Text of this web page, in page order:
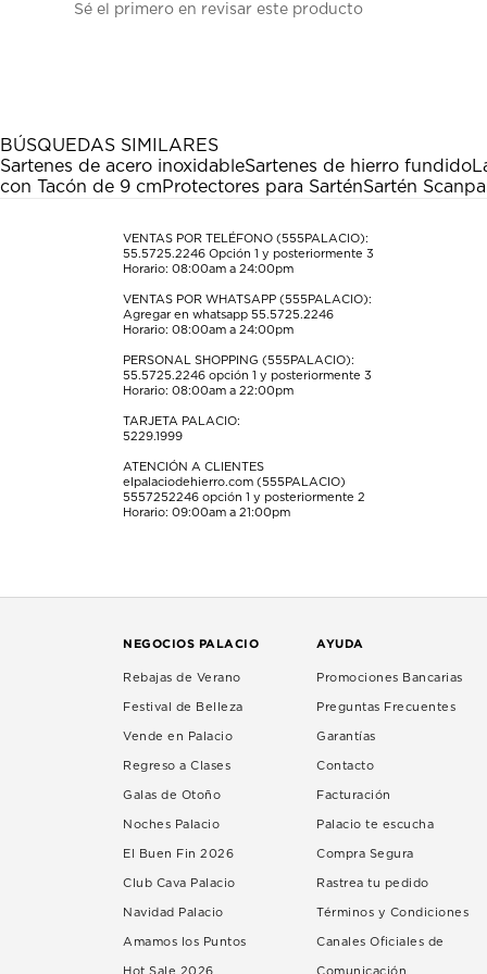
para
estrella
Esta
acción
abrirá
formulario
para
estrellas.
Esta
acción
abrirá
formulario
de
para
estrellas.
Esta
acción
abrirá
formulario
de
para
estrellas.
Esta
acción
abrirá
formulario
de
para
Esta
acción
abrirá
formulario
de
envío.
Sé el primero en revisar este producto
BÚSQUEDAS SIMILARES
Sartenes de acero inoxidableSartenes de hierro fundido
con Tacón de 9 cmProtectores para SarténSartén
VENTAS POR TELÉFONO (555PALACIO):
55.5725.2246 Opción 1 y posteriormente 3
Horario: 08:00am a 24:00pm
VENTAS POR WHATSAPP (555PALACIO):
Agregar en whatsapp 55.5725.2246
Horario: 08:00am a 24:00pm
PERSONAL SHOPPING (555PALACIO):
55.5725.2246 opción 1 y posteriormente 3
Horario: 08:00am a 22:00pm
TARJETA PALACIO:
5229.1999
ATENCIÓN A CLIENTES
elpalaciodehierro.com (555PALACIO)
5557252246 opción 1 y posteriormente 2
Horario: 09:00am a 21:00pm
NEGOCIOS PALACIO
Rebajas de Verano
Festival de Belleza
Vende en Palacio
Regreso a Clases
Galas de Otoño
Noches Palacio
El Buen Fin 2026
Club Cava Palacio
Navidad Palacio
Amamos los Puntos
Hot Sale 2026
AYUDA
Promociones Bancarias
Preguntas Frecuentes
Garantías
Contacto
Facturación
Palacio te escucha
Compra Segura
Rastrea tu pedido
Términos y Condiciones
Canales Oficiales de
Comunicación